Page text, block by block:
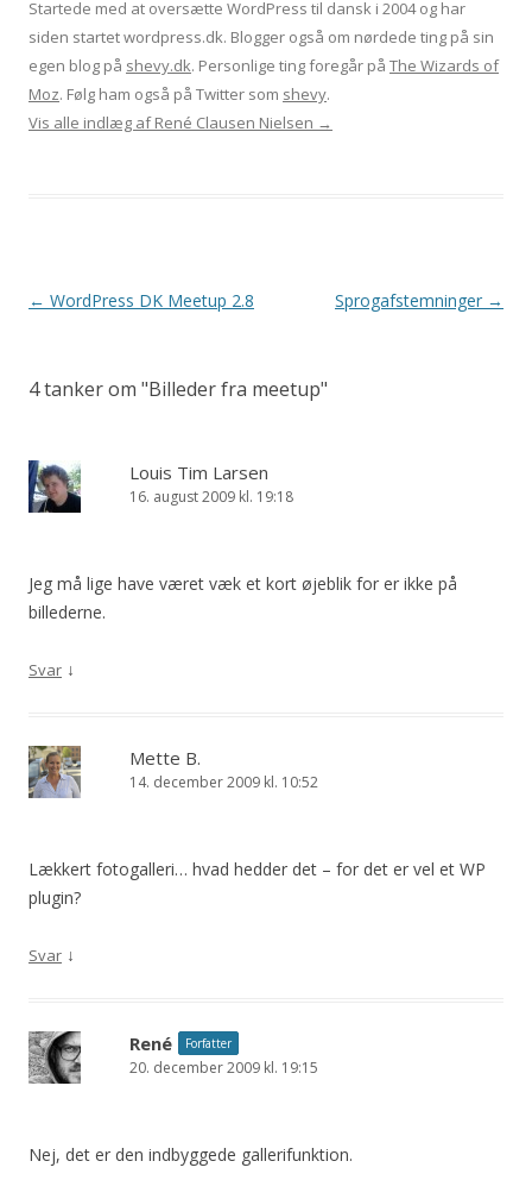
Startede med at oversætte WordPress til dansk i 2004 og har
siden startet wordpress.dk. Blogger også om nørdede ting på sin
egen blog på shevy.dk. Personlige ting foregår på The Wizards of
Moz. Følg ham også på Twitter som shevy.
Vis alle indlæg af René Clausen Nielsen →
Indlægsnavigation
← WordPress DK Meetup 2.8 Sprogafstemninger →
4 tanker om "Billeder fra meetup"
Louis Tim Larsen
16. august 2009 kl. 19:18
Jeg må lige have været væk et kort øjeblik for er ikke på
billederne.
Svar ↓
Mette B.
14. december 2009 kl. 10:52
Lækkert fotogalleri… hvad hedder det – for det er vel et WP
plugin?
Svar ↓
René Forfatter
20. december 2009 kl. 19:15
Nej, det er den indbyggede gallerifunktion.